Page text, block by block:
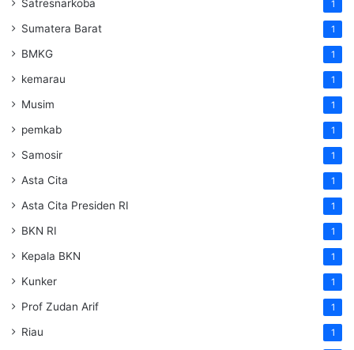
Satresnarkoba 1
Sumatera Barat 1
BMKG 1
kemarau 1
Musim 1
pemkab 1
Samosir 1
Asta Cita 1
Asta Cita Presiden RI 1
BKN RI 1
Kepala BKN 1
Kunker 1
Prof Zudan Arif 1
Riau 1